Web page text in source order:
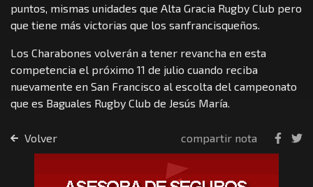
puntos, mismas unidades que Alta Gracia Rugby Club pero
que tiene más victorias que los sanfrancisqueños.
Los Charabones volverán a tener revancha en esta
competencia el próximo 11 de julio cuando reciba
nuevamente en San Francisco al escolta del campeonato
que es Baguales Rugby Club de Jesús María.
Volver compartir nota